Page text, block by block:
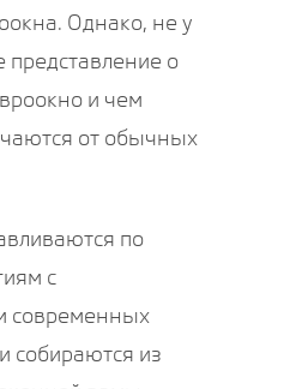
Однако, не у
представление о
и чем
от обычных
по
с
современных
собираются из